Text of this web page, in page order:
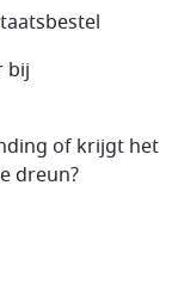
bij
of krijgt het
dreun?